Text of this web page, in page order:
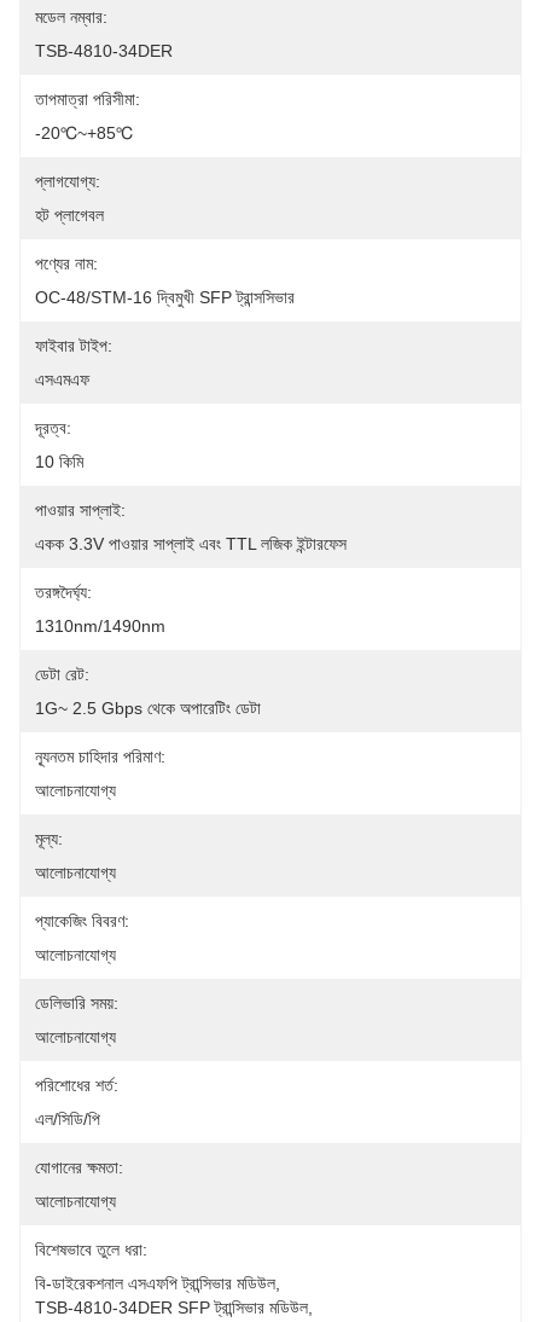
মডেল নম্বার:
TSB-4810-34DER
তাপমাত্রা পরিসীমা:
-20℃~+85℃
প্লাগযোগ্য:
হট প্লাগেবল
পণ্যের নাম:
OC-48/STM-16 দ্বিমুখী SFP ট্রান্সসিভার
ফাইবার টাইপ:
এসএমএফ
দূরত্ব:
10 কিমি
পাওয়ার সাপ্লাই:
একক 3.3V পাওয়ার সাপ্লাই এবং TTL লজিক ইন্টারফেস
তরঙ্গদৈর্ঘ্য:
1310nm/1490nm
ডেটা রেট:
1G~ 2.5 Gbps থেকে অপারেটিং ডেটা
ন্যূনতম চাহিদার পরিমাণ:
আলোচনাযোগ্য
মূল্য:
আলোচনাযোগ্য
প্যাকেজিং বিবরণ:
আলোচনাযোগ্য
ডেলিভারি সময়:
আলোচনাযোগ্য
পরিশোধের শর্ত:
এল/সিডি/পি
যোগানের ক্ষমতা:
আলোচনাযোগ্য
বিশেষভাবে তুলে ধরা:
বি-ডাইরেকশনাল এসএফপি ট্রান্সিভার মডিউল
TSB-4810-34DER SFP ট্রান্সিভার মডিউল